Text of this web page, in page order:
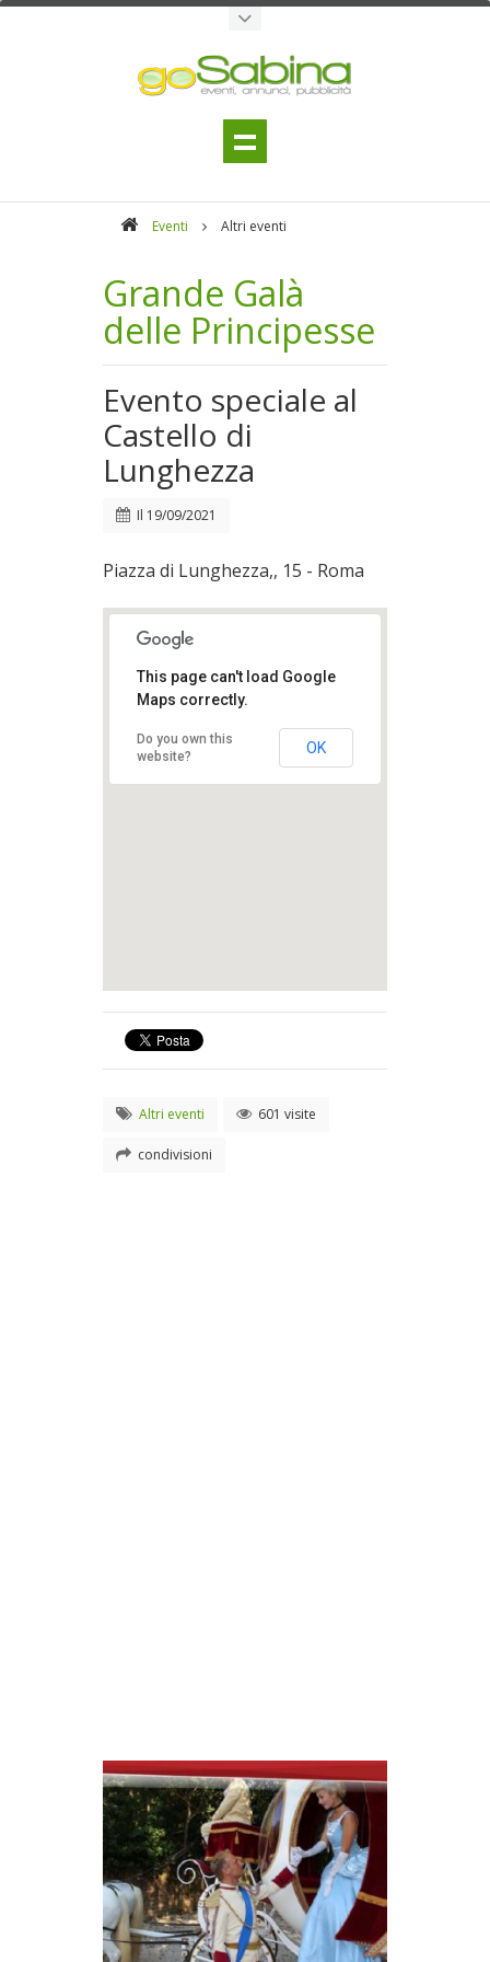
Eventi Altri eventi
Grande Galà
delle Principesse
Evento speciale al
Castello di
Lunghezza
Il 19/09/2021
Piazza di Lunghezza,, 15 - Roma
This page can't load Google
Maps correctly.
Do you own this
website?
OK
Altri eventi 601 visite
condivisioni